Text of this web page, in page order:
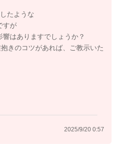
たような
すが
はありますでしょうか？
きのコツがあれば、ご教示いた
2025/9/20 0:57